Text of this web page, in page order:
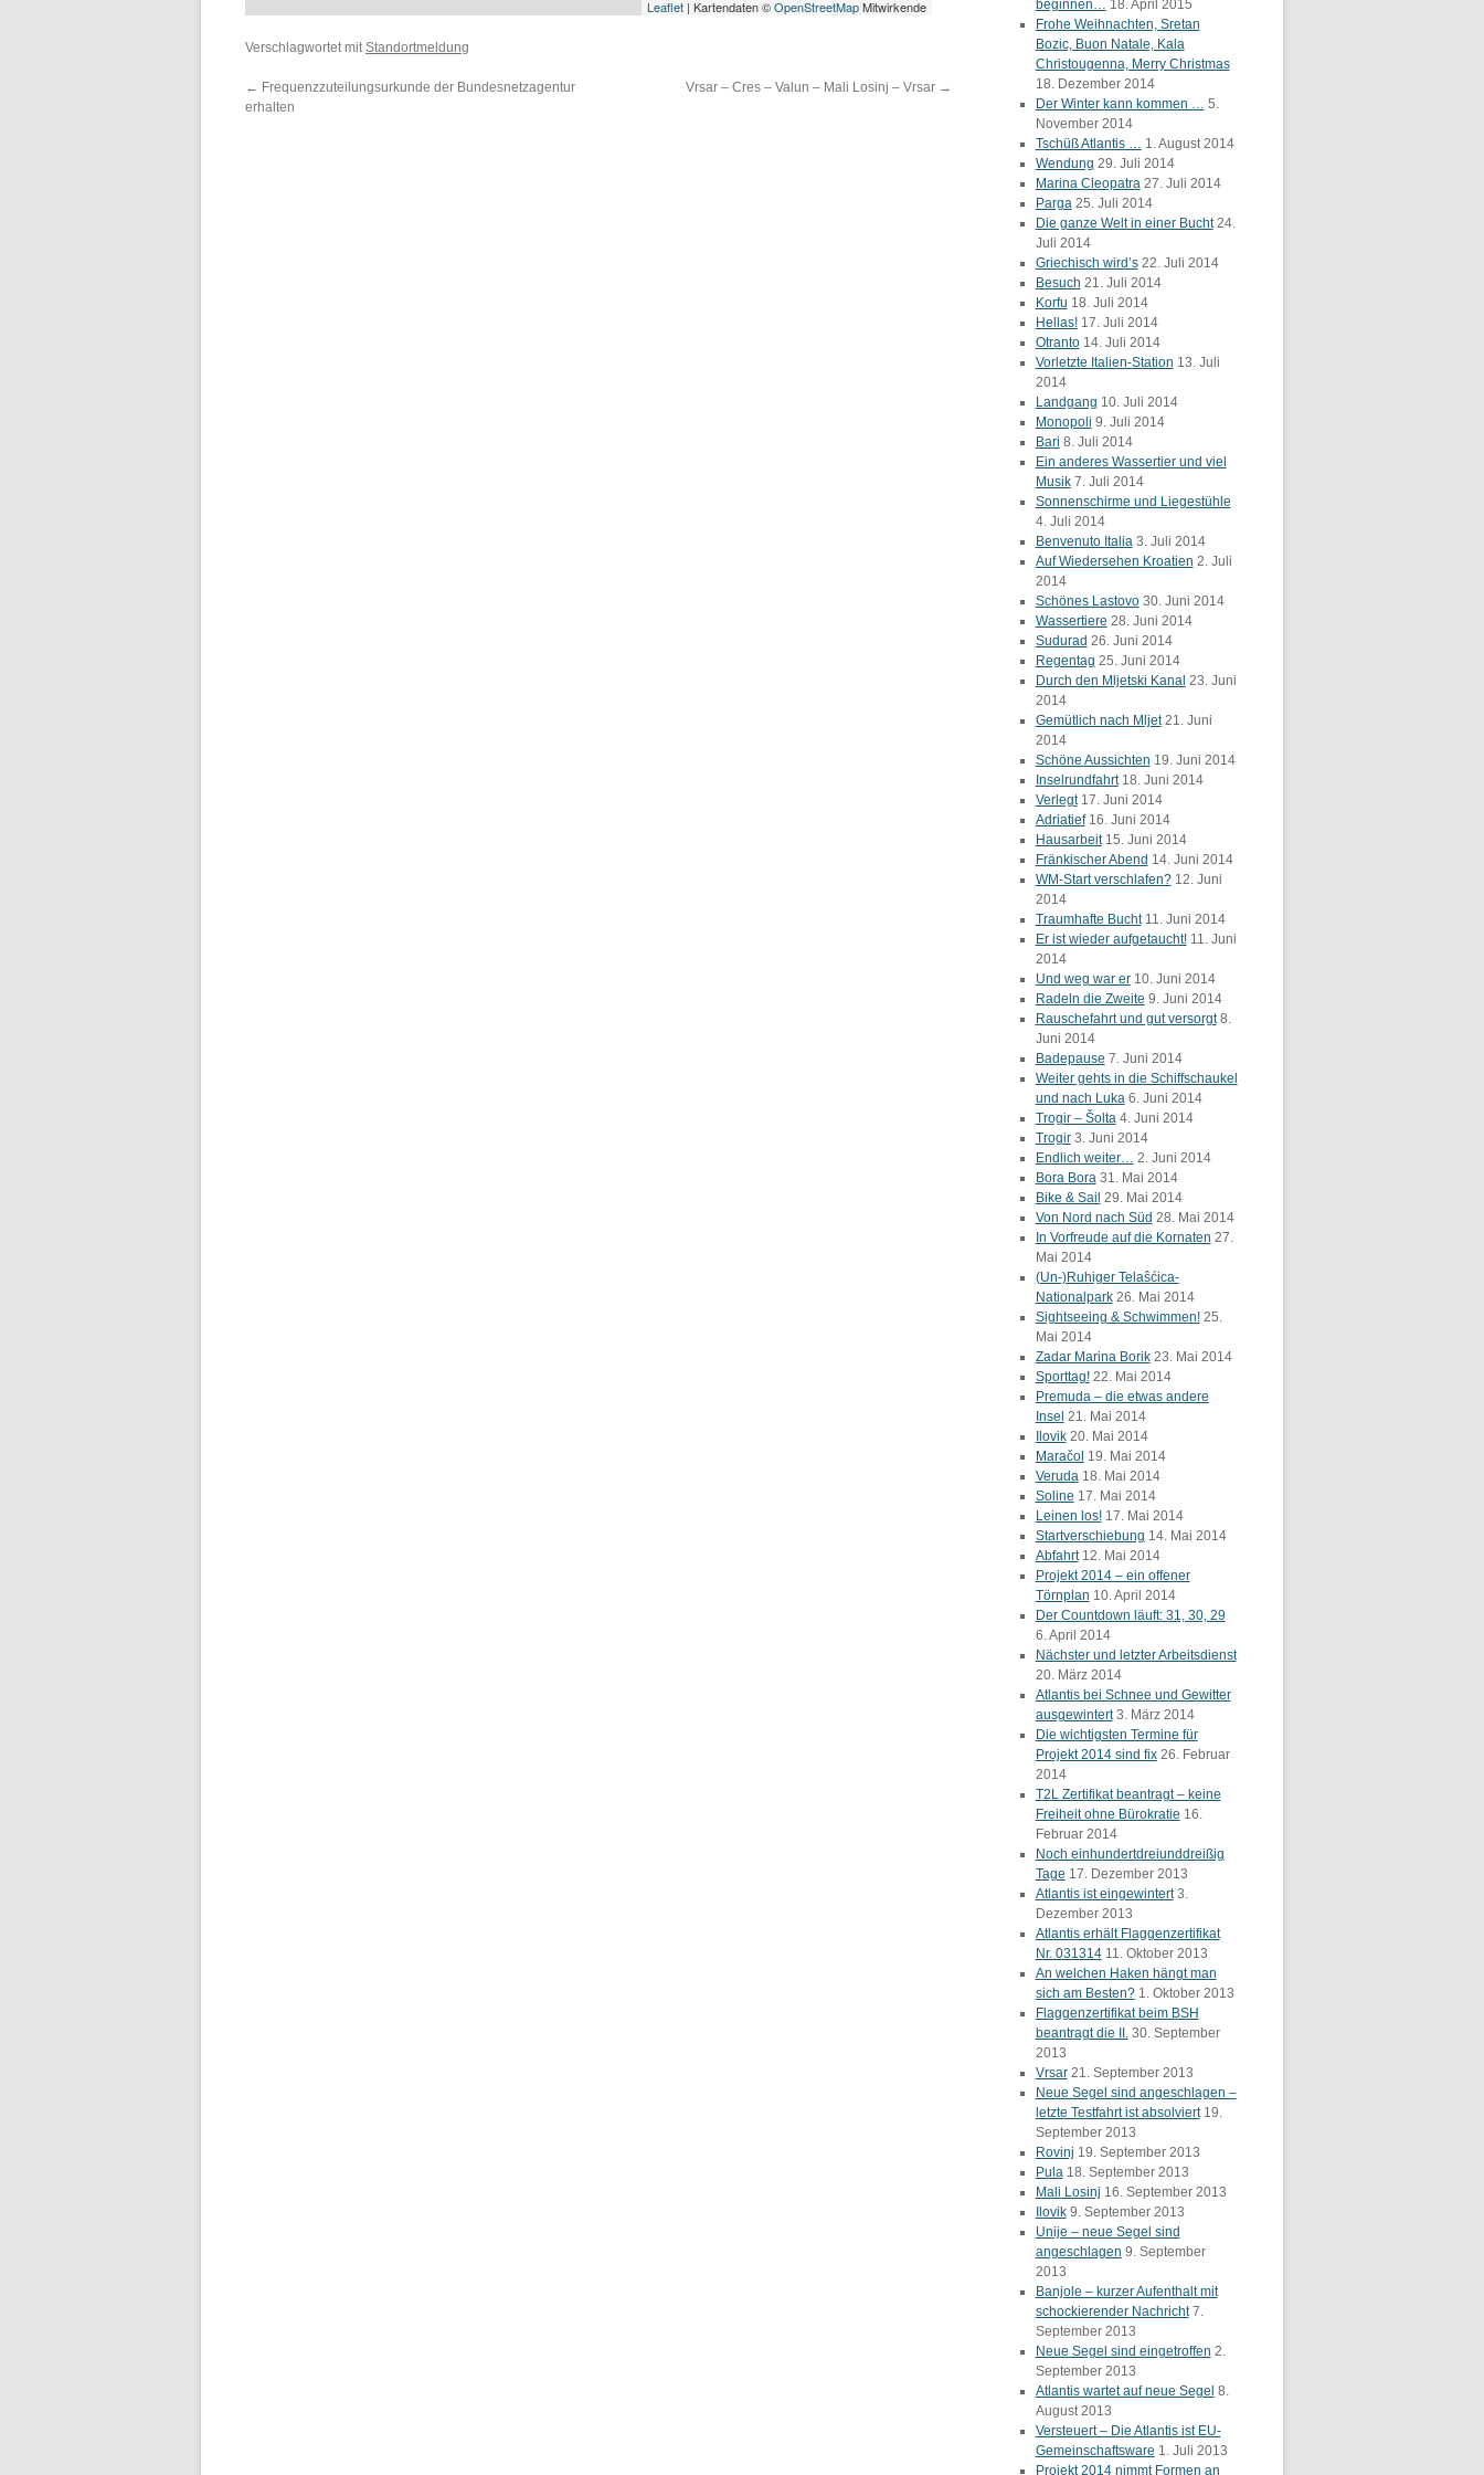
Leaflet | Kartendaten ©OpenStreetMapMitwirkende
Verschlagwortet mit Standortmeldung
← Frequenzzuteilungsurkunde der Bundesnetzagentur
erhalten
Vrsar – Cres – Valun – Mali Losinj – Vrsar →
beginnen…
18. April 2015
Frohe Weihnachten, Sretan
Bozic, Buon Natale, Kala
Christougenna, Merry Christmas
18. Dezember 2014
Der Winter kann kommen …
5.
November 2014
Tschüß Atlantis …
1. August 2014
Wendung 29. Juli 2014
Marina Cleopatra 27. Juli 2014
Parga 25. Juli 2014
Die ganze Welt in einer Bucht 24.
Juli 2014
Griechisch wird’s 22. Juli 2014
Besuch 21. Juli 2014
Korfu 18. Juli 2014
Hellas! 17. Juli 2014
Otranto 14. Juli 2014
Vorletzte Italien-Station 13. Juli
2014
Landgang 10. Juli 2014
Monopoli 9. Juli 2014
Bari 8. Juli 2014
Ein anderes Wassertier und viel
Musik 7. Juli 2014
Sonnenschirme und Liegestühle
4. Juli 2014
Benvenuto Italia 3. Juli 2014
Auf Wiedersehen Kroatien 2. Juli
2014
Schönes Lastovo 30. Juni 2014
Wassertiere 28. Juni 2014
Sudurad 26. Juni 2014
Regentag 25. Juni 2014
Durch den Mljetski Kanal 23. Juni
2014
Gemütlich nach Mljet 21. Juni
2014
Schöne Aussichten 19. Juni 2014
Inselrundfahrt 18. Juni 2014
Verlegt 17. Juni 2014
Adriatief 16. Juni 2014
Hausarbeit 15. Juni 2014
Fränkischer Abend 14. Juni 2014
WM-Start verschlafen? 12. Juni
2014
Traumhafte Bucht 11. Juni 2014
Er ist wieder aufgetaucht! 11. Juni
2014
Und weg war er 10. Juni 2014
Radeln die Zweite 9. Juni 2014
Rauschefahrt und gut versorgt 8.
Juni 2014
Badepause 7. Juni 2014
Weiter gehts in die Schiffschaukel
und nach Luka 6. Juni 2014
Trogir – Šolta 4. Juni 2014
Trogir 3. Juni 2014
Endlich weiter…
2. Juni 2014
Bora Bora 31. Mai 2014
Bike & Sail 29. Mai 2014
Von Nord nach Süd 28. Mai 2014
In Vorfreude auf die Kornaten 27.
Mai 2014
(Un-)Ruhiger Telaŝćica-
Nationalpark 26. Mai 2014
Sightseeing & Schwimmen! 25.
Mai 2014
Zadar Marina Borik 23. Mai 2014
Sporttag! 22. Mai 2014
Premuda – die etwas andere
Insel 21. Mai 2014
Ilovik 20. Mai 2014
Maračol 19. Mai 2014
Veruda 18. Mai 2014
Soline 17. Mai 2014
Leinen los! 17. Mai 2014
Startverschiebung 14. Mai 2014
Abfahrt 12. Mai 2014
Projekt 2014 – ein offener
Törnplan 10. April 2014
Der Countdown läuft: 31, 30, 29
6. April 2014
Nächster und letzter Arbeitsdienst
20. März 2014
Atlantis bei Schnee und Gewitter
ausgewintert 3. März 2014
Die wichtigsten Termine für
Projekt 2014 sind fix 26. Februar
2014
T2L Zertifikat beantragt – keine
Freiheit ohne Bürokratie 16.
Februar 2014
Noch einhundertdreiunddreißig
Tage 17. Dezember 2013
Atlantis ist eingewintert 3.
Dezember 2013
Atlantis erhält Flaggenzertifikat
Nr. 031314 11. Oktober 2013
An welchen Haken hängt man
sich am Besten? 1. Oktober 2013
Flaggenzertifikat beim BSH
beantragt die II. 30. September
2013
Vrsar 21. September 2013
Neue Segel sind angeschlagen –
letzte Testfahrt ist absolviert 19.
September 2013
Rovinj 19. September 2013
Pula 18. September 2013
Mali Losinj 16. September 2013
Ilovik 9. September 2013
Unije – neue Segel sind
angeschlagen 9. September
2013
Banjole – kurzer Aufenthalt mit
schockierender Nachricht 7.
September 2013
Neue Segel sind eingetroffen 2.
September 2013
Atlantis wartet auf neue Segel 8.
August 2013
Versteuert – Die Atlantis ist EU-
Gemeinschaftsware 1. Juli 2013
Projekt 2014 nimmt Formen an